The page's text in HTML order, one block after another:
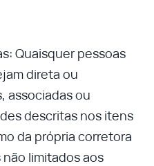
Quaisquer pessoas
direta ou
associadas ou
descritas nos itens
da própria corretora
limitados aos